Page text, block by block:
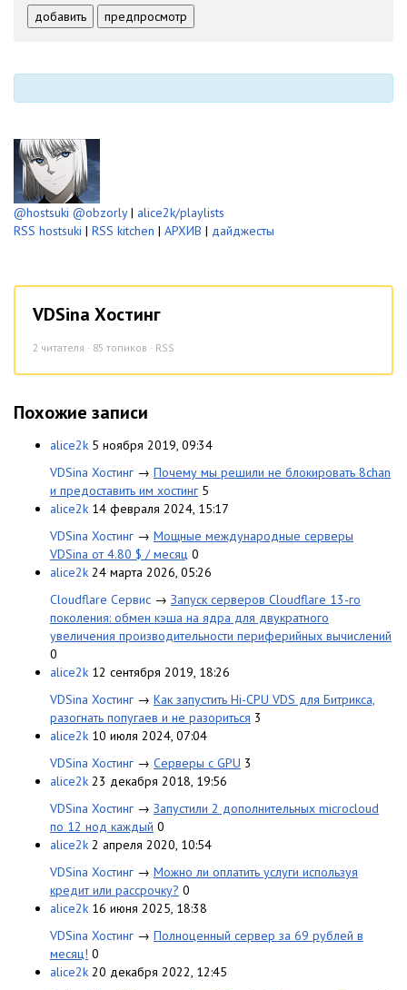
-
добавить предпросмотр
@hostsuki @obzorly| alice2k/playlists
RSS hostsuki | RSS kitchen | АРХИВ | дайджесты
VDSina Хостинг
2 читателя · 85 топиков · RSS
Похожие записи
alice2k 5 ноября 2019, 09:34
VDSina Хостинг → Почему мы решили не блокировать 8chan
и предоставить им хостинг 5
alice2k 14 февраля 2024, 15:17
VDSina Хостинг → Мощные международные серверы
VDSina от 4.80 $ / месяц 0
alice2k 24 марта 2026, 05:26
Cloudflare Сервис → Запуск серверов Cloudflare 13-го
поколения: обмен кэша на ядра для двукратного
увеличения производительности периферийных вычислений
0
alice2k 12 сентября 2019, 18:26
VDSina Хостинг → Как запустить Hi-CPU VDS для Битрикса,
разогнать попугаев и не разориться 3
alice2k 10 июля 2024, 07:04
VDSina Хостинг → Серверы с GPU 3
alice2k 23 декабря 2018, 19:56
VDSina Хостинг → Запустили 2 дополнительных microcloud
по 12 нод каждый 0
alice2k 2 апреля 2020, 10:54
VDSina Хостинг → Можно ли оплатить услуги используя
кредит или рассрочку? 0
alice2k 16 июня 2025, 18:38
VDSina Хостинг → Полноценный сервер за 69 рублей в
месяц! 0
alice2k 20 декабря 2022, 12:45